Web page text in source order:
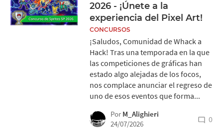
2026 - ¡Únete a la
experiencia del Pixel Art!
CONCURSOS
¡Saludos, Comunidad de Whack a
Hack! Tras una temporada en la que
las competiciones de gráficas han
estado algo alejadas de los focos,
nos complace anunciar el regreso de
uno de esos eventos que forma...
Por M_Alighieri
24/07/2026
0